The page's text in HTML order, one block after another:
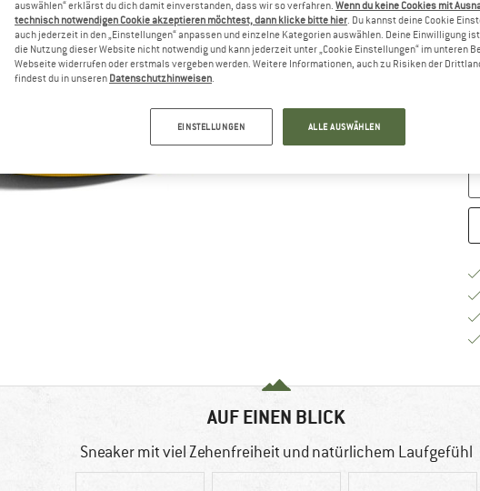
AUF EINEN BLICK
Sneaker mit viel Zehenfreiheit und natürlichem Laufgefühl
auswählen“ erklärst du dich damit einverstanden, dass wir so verfahren. Wenn du keine Cookies mit
technisch notwendigen Cookie akzeptieren möchtest, dann klicke bitte hier. Du kannst deine Cookie
auch jederzeit in den „Einstellungen“ anpassen und einzelne Kategorien auswählen. Deine Einwilligung
die Nutzung dieser Website nicht notwendig und kann jederzeit unter „Cookie Einstellungen“ im unteren
Webseite widerrufen oder erstmals vergeben werden. Weitere Informationen, auch zu Risiken der
findest du in unseren Datenschutzhinweisen.
EINSTELLUNGEN ALLE AUSWÄHLEN